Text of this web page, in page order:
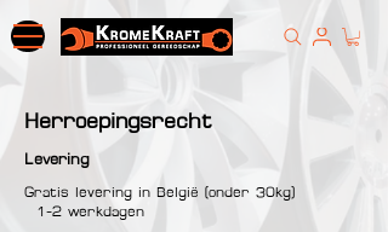
Herroepingsrecht
Levering
Gratis levering in België (onder 30kg)
1-2 werkdagen